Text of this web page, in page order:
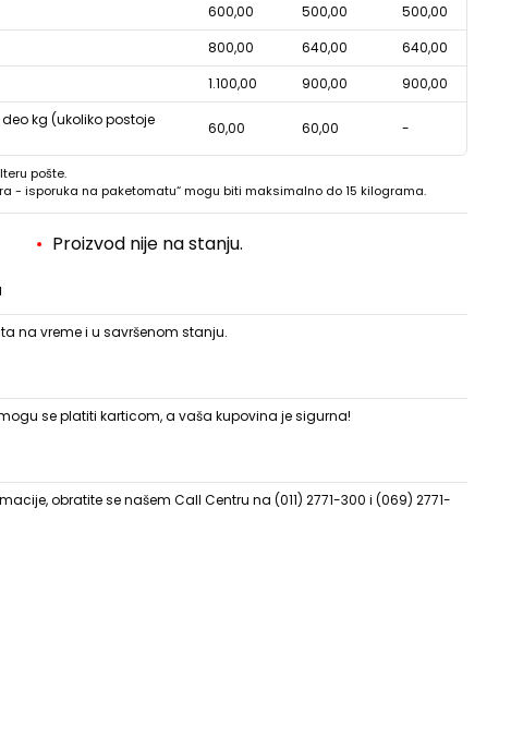
600,00 500,00
500,00
800,00 640,00
640,00
1.100,00 900,00
900,00
kg (ukoliko postoje
60,00 60,00 -
pošte.
- isporuka na paketomatu“ mogu biti maksimalno do 15 kilograma.
Proizvod nije na stanju.
na vreme i u savršenom stanju.
se platiti karticom, a vaša kupovina je sigurna!
obratite se našem Call Centru na (011) 2771-300 i (069) 2771-